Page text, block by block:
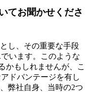
てお聞かせくださ
し、その重要な手段
います。このような
かもしれませんが、こ
ドバンテージを有し
弊社自身、当時の2つ